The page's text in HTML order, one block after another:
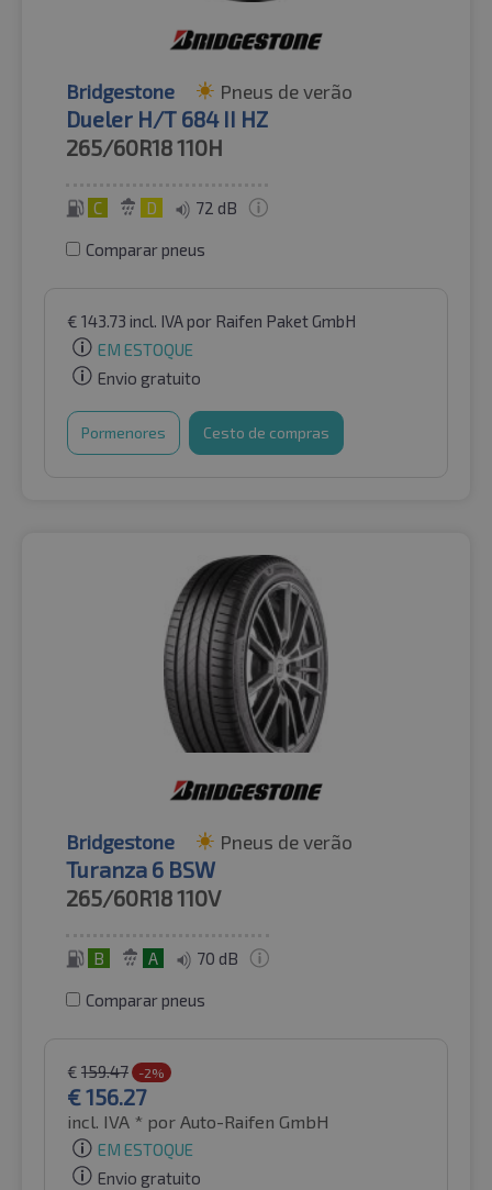
Bridgestone Pneus de verão
Dueler H/T 684 II HZ
265/60R18110H
C D 72 dB
Comparar pneus
€ 143.73 incl. IVApor Raifen Paket GmbH
EM ESTOQUE
Envio gratuito
Pormenores Cesto de compras
Bridgestone Pneus de verão
Turanza 6 BSW
265/60R18110V
B A 70 dB
Comparar pneus
€ 159.47 -2%
€156.27
incl. IVA * por Auto-Raifen GmbH
EM ESTOQUE
Envio gratuito